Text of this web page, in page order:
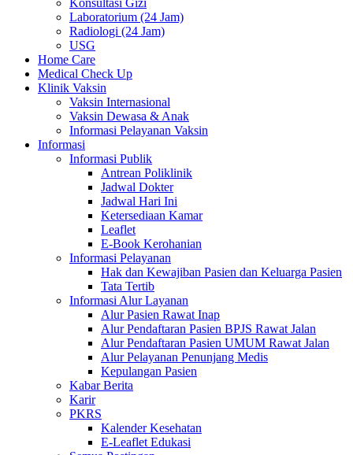
Konsultasi Gizi
Laboratorium (24 Jam)
Radiologi (24 Jam)
USG
Home Care
Medical Check Up
Klinik Vaksin
Vaksin Internasional
Vaksin Dewasa & Anak
Informasi Pelayanan Vaksin
Informasi
Informasi Publik
Antrean Poliklinik
Jadwal Dokter
Jadwal Hari Ini
Ketersediaan Kamar
Leaflet
E-Book Kerohanian
Informasi Pelayanan
Hak dan Kewajiban Pasien dan Keluarga Pasien
Tata Tertib
Informasi Alur Layanan
Alur Pasien Rawat Inap
Alur Pendaftaran Pasien BPJS Rawat Jalan
Alur Pendaftaran Pasien UMUM Rawat Jalan
Alur Pelayanan Penunjang Medis
Kepulangan Pasien
Kabar Berita
Karir
PKRS
Kalender Kesehatan
E-Leaflet Edukasi